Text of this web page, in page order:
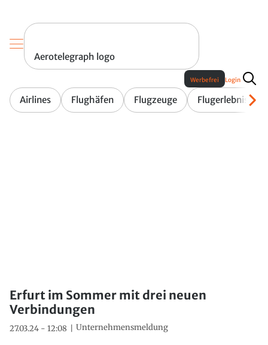
Aerotelegraph logo
Airlines Flughäfen Flugzeuge Flugerlebnis
Werbefrei Login
Erfurt im Sommer mit drei neuen
Verbindungen
27.03.24 - 12:08 Unternehmensmeldung